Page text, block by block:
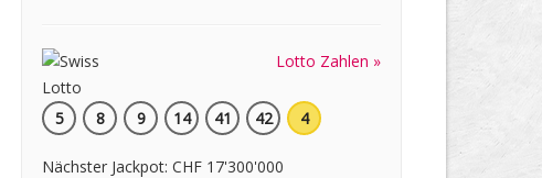
Lotto Zahlen »
5 8 9 14 41 42 4
Nächster Jackpot: CHF 17'300'000